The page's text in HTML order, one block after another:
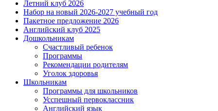
Летний клуб 2026
Набор на новый 2026-2027 учебный год
Пакетное предложение 2026
Английский клуб 2025
Дошкольникам
Счастливый ребенок
Программы
Рекомендации родителям
Уголок здоровья
Школьникам
Программы для школьников
Усспешный первоклассник
Английский язык